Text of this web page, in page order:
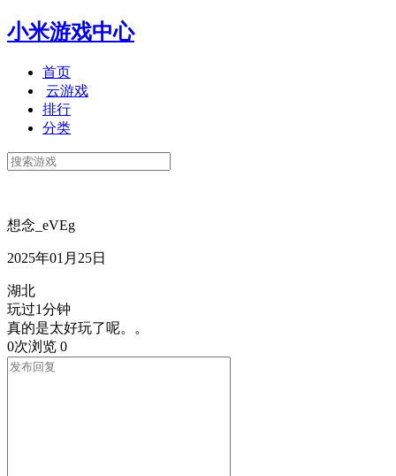
小米游戏中心
首页
云游戏
排行
分类
想念_eVEg
2025年01月25日
湖北
玩过1分钟
真的是太好玩了呢。。
0次浏览 0